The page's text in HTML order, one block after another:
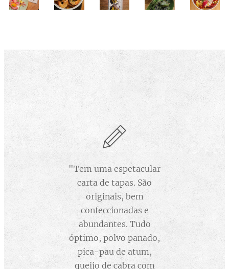
"Tem uma espetacular
carta de tapas. São
originais, bem
confeccionadas e
abundantes. Tudo
óptimo, polvo panado,
pica-pau de atum,
queijo de cabra com